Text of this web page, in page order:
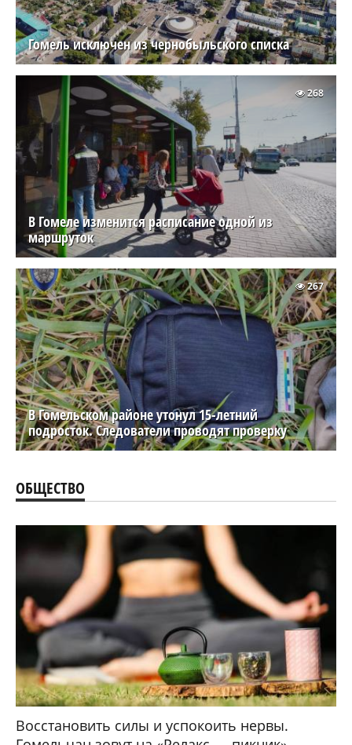
Гомель исключен из чернобыльского списка
В Гомеле изменится расписание одной из
маршруток
268
В Гомельском районе утонул 15-летний
подросток. Следователи проводят проверку
267
ОБЩЕСТВО
Восстановить силы и успокоить нервы.